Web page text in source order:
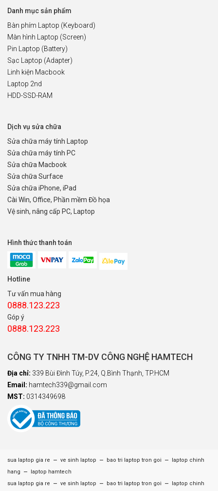
Danh mục sản phẩm
Bàn phím Laptop (Keyboard)
Màn hình Laptop (Screen)
Pin Laptop (Battery)
Sạc Laptop (Adapter)
Linh kiện Macbook
Laptop 2nd
HDD-SSD-RAM
Dịch vụ sửa chữa
Sửa chữa máy tính Laptop
Sửa chữa máy tính PC
Sửa chữa Macbook
Sửa chữa Surface
Sửa chữa iPhone, iPad
Cài Win, Office, Phần mềm Đồ họa
Vệ sinh, nâng cấp PC, Laptop
Hình thức thanh toán
Hotline
Tư vấn mua hàng
0888.123.223
Góp ý
0888.123.223
CÔNG TY TNHH TM-DV CÔNG NGHỆ HAMTECH
Địa chỉ: 339 Bùi Đình Túy, P.24, Q.Bình Thạnh, TP.HCM
Email: hamtech339@gmail.com
MST: 0314349698
sua laptop gia re – ve sinh laptop – bao tri laptop tron goi –
laptop chinh
hang
–
laptop hamtech
sua laptop gia re
– ve sinh laptop – bao tri laptop tron goi – laptop chinh